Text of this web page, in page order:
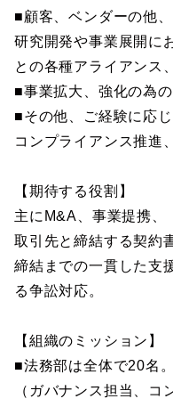
■顧客、ベンダーの他、
研究開発や事業展開に
との各種アライアンス
■事業拡大、強化の為
■その他、ご経験に応じ
コンプライアンス推進
【期待する役割】
主にM&A、事業提携、
取引先と締結する契約
締結までの一貫した支
る争訟対応。
【組織のミッション】
■法務部は全体で20名
（ガバナンス担当、コ